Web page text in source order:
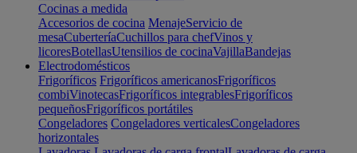
Cocinas a medida
Accesorios de cocina MenajeServicio de
mesaCuberteríaCuchillos para chefVinos y
licoresBotellasUtensilios de cocinaVajillaBandejas
Electrodomésticos
Frigoríficos Frigoríficos americanosFrigoríficos
combiVinotecasFrigoríficos integrablesFrigoríficos
pequeñosFrigoríficos portátiles
Congeladores Congeladores verticalesCongeladores
horizontales